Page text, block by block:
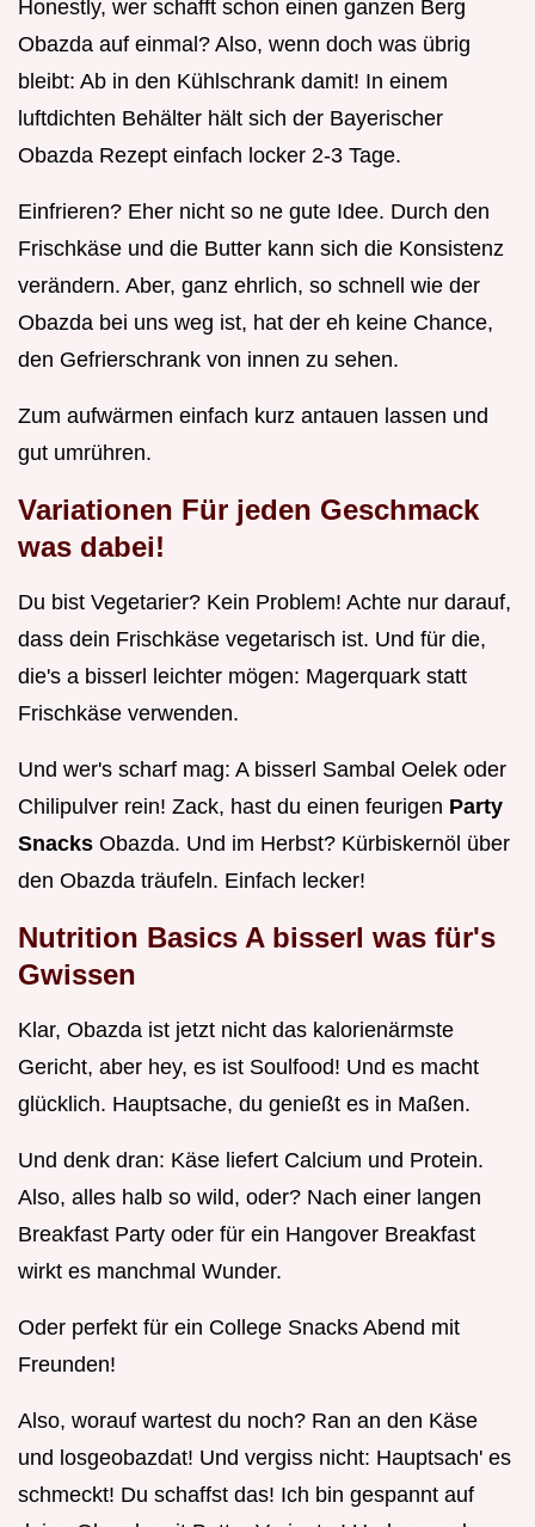
Honestly, wer schafft schon einen ganzen Berg
Obazda auf einmal? Also, wenn doch was übrig
bleibt: Ab in den Kühlschrank damit! In einem
luftdichten Behälter hält sich der Bayerischer
Obazda Rezept einfach locker 2-3 Tage.
Einfrieren? Eher nicht so ne gute Idee. Durch den
Frischkäse und die Butter kann sich die Konsistenz
verändern. Aber, ganz ehrlich, so schnell wie der
Obazda bei uns weg ist, hat der eh keine Chance,
den Gefrierschrank von innen zu sehen.
Zum aufwärmen einfach kurz antauen lassen und
gut umrühren.
Variationen Für jeden Geschmack
was dabei!
Du bist Vegetarier? Kein Problem! Achte nur darauf,
dass dein Frischkäse vegetarisch ist. Und für die,
die's a bisserl leichter mögen: Magerquark statt
Frischkäse verwenden.
Und wer's scharf mag: A bisserl Sambal Oelek oder
Chilipulver rein! Zack, hast du einen feurigen Party
Snacks Obazda. Und im Herbst? Kürbiskernöl über
den Obazda träufeln. Einfach lecker!
Nutrition Basics A bisserl was für's
Gwissen
Klar, Obazda ist jetzt nicht das kalorienärmste
Gericht, aber hey, es ist Soulfood! Und es macht
glücklich. Hauptsache, du genießt es in Maßen.
Und denk dran: Käse liefert Calcium und Protein.
Also, alles halb so wild, oder? Nach einer langen
Breakfast Party oder für ein Hangover Breakfast
wirkt es manchmal Wunder.
Oder perfekt für ein College Snacks Abend mit
Freunden!
Also, worauf wartest du noch? Ran an den Käse
und losgeobazdat! Und vergiss nicht: Hauptsach' es
schmeckt! Du schaffst das! Ich bin gespannt auf